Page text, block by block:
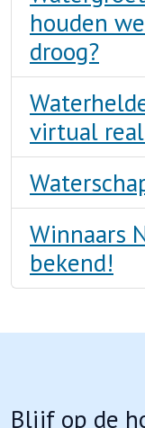
houden
droog?
virtual
Winnaars
bekend!
Blijf op de